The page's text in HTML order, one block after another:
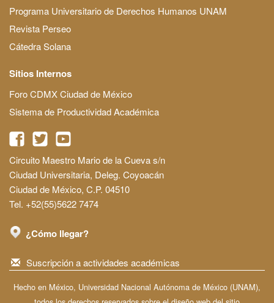
Programa Universitario de Derechos Humanos UNAM
Revista Perseo
Cátedra Solana
Sitios Internos
Foro CDMX Ciudad de México
Sistema de Productividad Académica
Circuito Maestro Mario de la Cueva s/n
Ciudad Universitaria, Deleg. Coyoacán
Ciudad de México, C.P. 04510
Tel. +52(55)5622 7474
¿Cómo llegar?
Suscripción a actividades académicas
Hecho en México, Universidad Nacional Autónoma de México (UNAM),